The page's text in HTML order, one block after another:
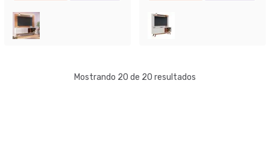
Mostrando 20 de 20 resultados